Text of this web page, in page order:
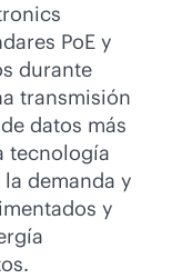
PoE y
durante
transmisión
datos más
tecnología
demanda y
y